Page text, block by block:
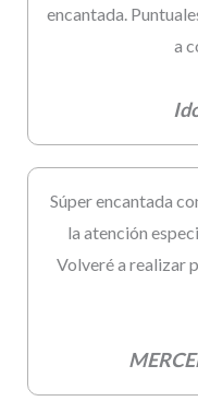
encantada.
a
Súper encantada
la atención
Volveré a realizar